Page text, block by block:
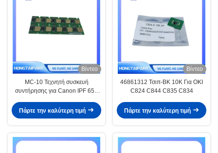
Βίντεο
MC-10 Τεχνητή συσκευή
συντήρησης για Canon IPF 650
771 831 840 841 851 781 786
681 Εκτυπωτής
Πάρτε την καλύτερη τιμή
Βίντεο
46861312 Τσιπ-BK 10K Για OKI
C824 C844 C835 C834
Πάρτε την καλύτερη τιμή